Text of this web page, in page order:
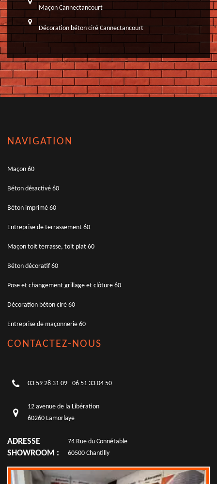
Maçon Cannectancourt
Décoration béton ciré Cannectancourt
NAVIGATION
Maçon 60
Béton désactivé 60
Béton imprimé 60
Entreprise de terrassement 60
Maçon toit terrasse, toit plat 60
Béton décoratif 60
Pose et changement grillage et clôture 60
Décoration béton ciré 60
Entreprise de maçonnerie 60
CONTACTEZ-NOUS
03 59 28 31 09 - 06 51 33 04 50
12 avenue de la Libération
60260 Lamorlaye
ADRESSE
SHOWROOM :
74 Rue du Connétable
60500 Chantilly